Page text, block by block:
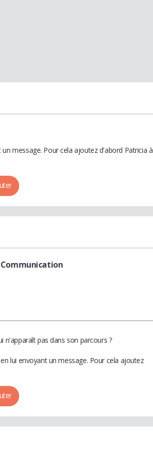
message. Pour cela ajoutez d'abord Patricia à
n'apparaît pas dans son parcours ?
lui envoyant un message. Pour cela ajoutez